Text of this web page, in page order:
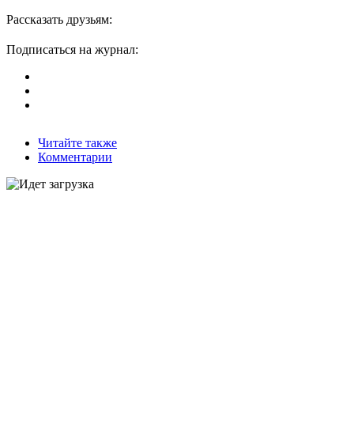
Рассказать друзьям:
Подписаться на журнал:
Читайте также
Комментарии